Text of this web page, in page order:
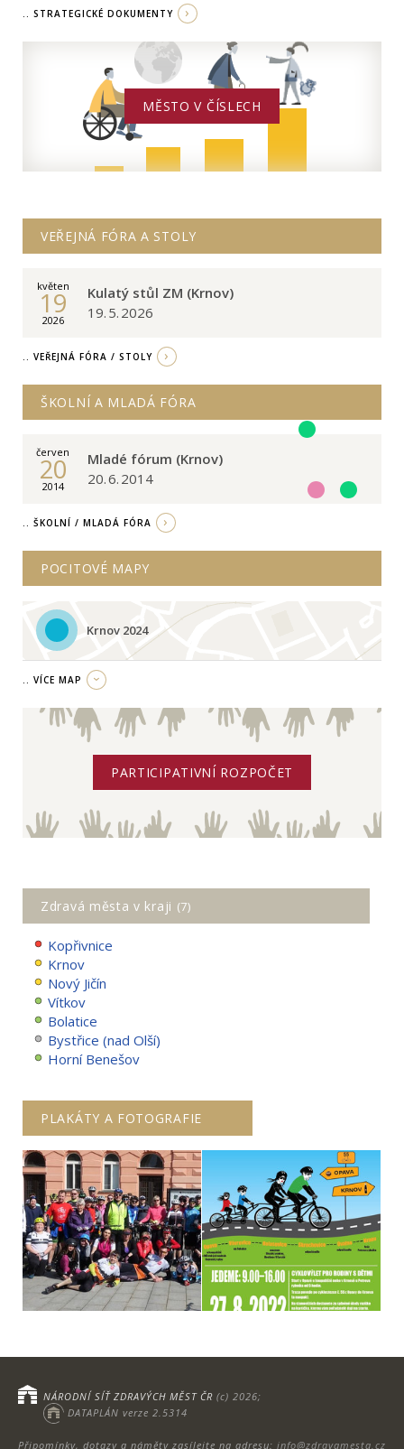
.. STRATEGICKÉ DOKUMENTY
MĚSTO V ČÍSLECH
VEŘEJNÁ FÓRA A STOLY
květen
19
2026
Kulatý stůl ZM (Krnov)
19. 5. 2026
.. VEŘEJNÁ FÓRA / STOLY
ŠKOLNÍ A MLADÁ FÓRA
červen
20
2014
Mladé fórum (Krnov)
20. 6. 2014
.. ŠKOLNÍ / MLADÁ FÓRA
POCITOVÉ MAPY
Krnov 2024
.. VÍCE MAP
PARTICIPATIVNÍ ROZPOČET
Zdravá města v kraji (7)
Kopřivnice
Krnov
Nový Jičín
Vítkov
Bolatice
Bystřice (nad Olší)
Horní Benešov
PLAKÁTY A FOTOGRAFIE
Připomínky, dotazy a náměty zasílejte na adresu: info@zdravamesta.cz
NÁRODNÍ SÍŤ ZDRAVÝCH MĚST ČR (c) 2026;
DATAPLÁN verze 2.5314